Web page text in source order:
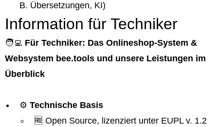
B. Übersetzungen, KI)
Information für Techniker
🧑‍💻 Für Techniker: Das Onlineshop-System &
Websystem bee.tools und unsere Leistungen im
Überblick
⚙️ Technische Basis
🆓 Open Source, lizenziert unter EUPL v. 1.2